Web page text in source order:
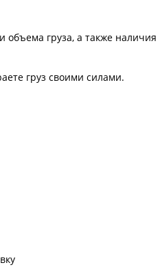
объема груза, а также наличия
груз своими силами.